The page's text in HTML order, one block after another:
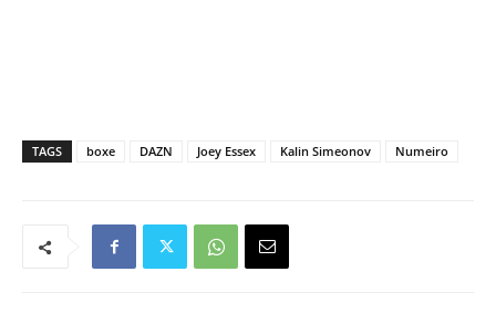
TAGS boxe DAZN Joey Essex Kalin Simeonov Numeiro